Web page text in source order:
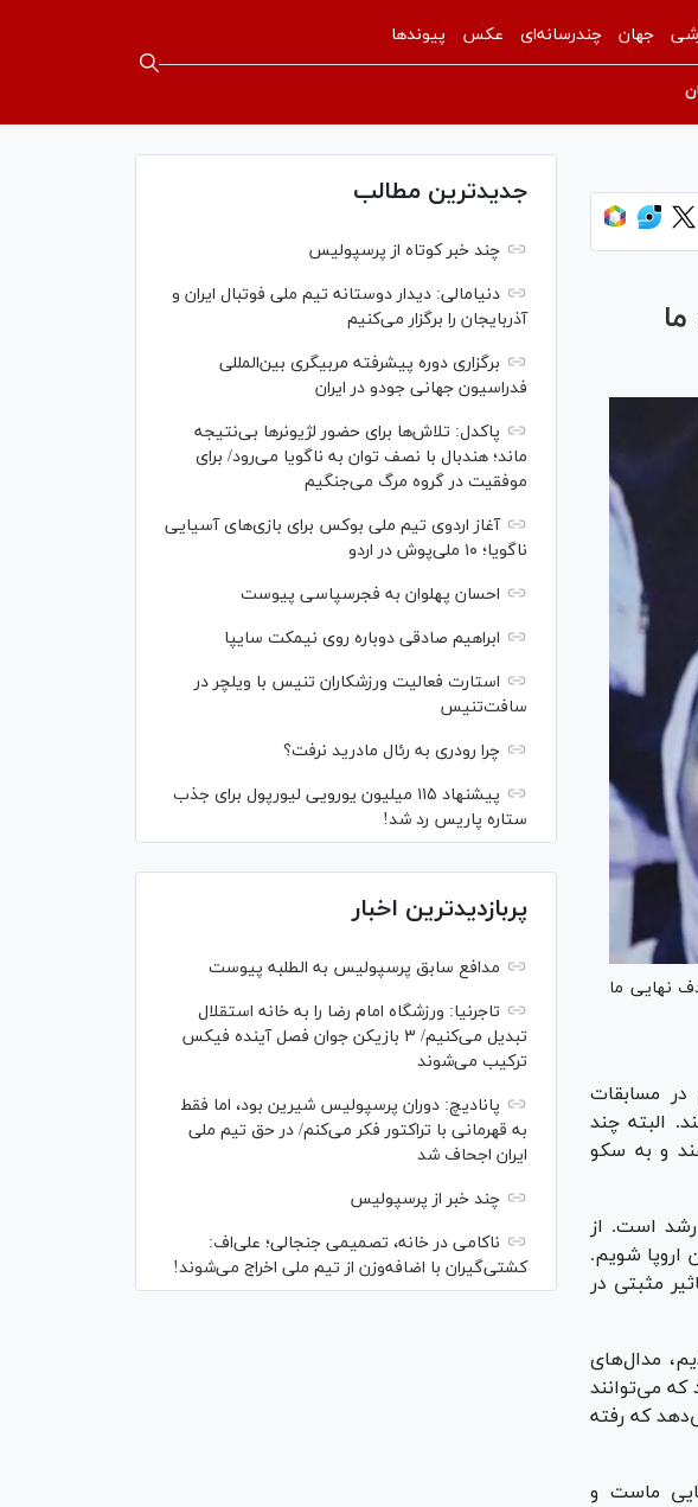
جهان چندرسانه‌ای عکس پیوندها
نهایی ما
در مسابقات
البته چند
و به سکو
رشد است. از
اروپا شویم.
مثبتی در
مدال‌های
می‌توانند
که رفته
ماست و
جدیدترین مطالب
چند خبر کوتاه از پرسپولیس
دنیامالی: دیدار دوستانه تیم ملی فوتبال ایران و
آذربایجان را برگزار می‌کنیم
برگزاری دوره پیشرفته مربیگری بین‌المللی
فدراسیون جهانی جودو در ایران
پاکدل: تلاش‌ها برای حضور لژیونر‌ها بی‌نتیجه
ماند؛ هندبال با نصف توان به ناگویا می‌رود/ برای
موفقیت در گروه مرگ می‌جنگیم
آغاز اردوی تیم ملی بوکس برای بازی‌های آسیایی
ناگویا؛ ۱۰ ملی‌پوش در اردو
احسان پهلوان به فجرسپاسی پیوست
ابراهیم صادقی دوباره روی نیمکت سایپا
استارت فعالیت ورزشکاران تنیس با ویلچر در
سافت‌تنیس
چرا رودری به رئال مادرید نرفت؟
پیشنهاد ۱۱۵ میلیون یورویی لیورپول برای جذب
ستاره پاریس رد شد!
پربازدیدترین اخبار
مدافع سابق پرسپولیس به الطلبه پیوست
تاجرنیا: ورزشگاه امام رضا را به خانه استقلال
تبدیل می‌کنیم/ ۳ بازیکن جوان فصل آینده فیکس
ترکیب می‌شوند
پانادیچ: دوران پرسپولیس شیرین بود، اما فقط
به قهرمانی با تراکتور فکر می‌کنم/ در حق تیم ملی
ایران اجحاف شد
چند خبر از پرسپولیس
ناکامی در خانه، تصمیمی جنجالی؛ علی‌اف:
کشتی‌گیران با اضافه‌وزن از تیم ملی اخراج می‌شوند!